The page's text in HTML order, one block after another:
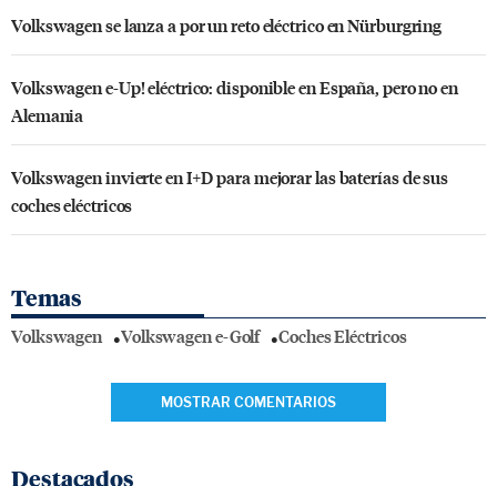
Volkswagen se lanza a por un reto eléctrico en Nürburgring
Volkswagen e-Up! eléctrico: disponible en España, pero no en
Alemania
Volkswagen invierte en I+D para mejorar las baterías de sus
coches eléctricos
Temas
Volkswagen Volkswagen e-Golf Coches Eléctricos
MOSTRAR COMENTARIOS
Destacados